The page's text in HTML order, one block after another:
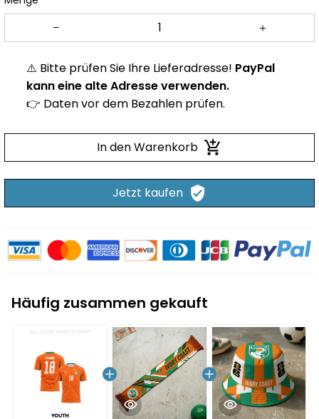
⚠️ Bitte prüfen Sie Ihre Lieferadresse!PayPal
kann eine alte Adresse verwenden.
👉 Daten vor dem Bezahlen prüfen.